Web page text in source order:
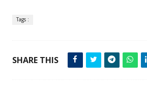
Tags :
SHARE THIS